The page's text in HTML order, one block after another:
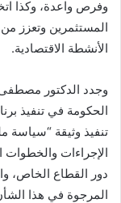
وفرص واعدة، وكذا
المستثمرين وتعزز
الأنشطة الاقتصادية.
وجدد الدكتور مصطفى
الحكومة في تنفيذ
تنفيذ وثيقة “سياسة
الإجراءات والخطوات
دور القطاع الخاص،
المرجوة في هذا